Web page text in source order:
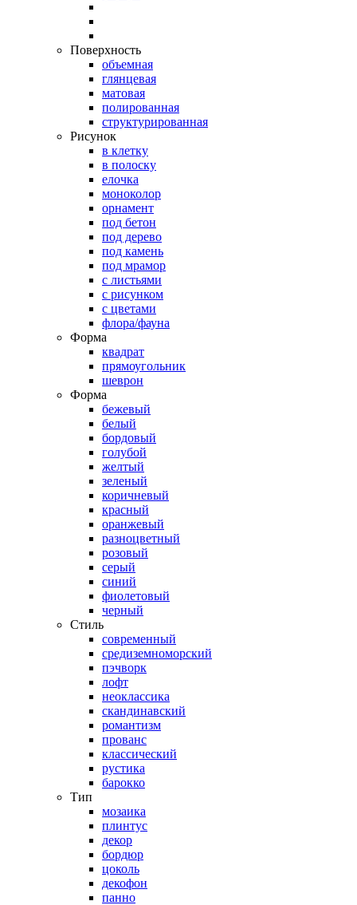
Поверхность
объемная
глянцевая
матовая
полированная
структурированная
Рисунок
в клетку
в полоску
елочка
моноколор
орнамент
под бетон
под дерево
под камень
под мрамор
с листьями
с рисунком
с цветами
флора/фауна
Форма
квадрат
прямоугольник
шеврон
Форма
бежевый
белый
бордовый
голубой
желтый
зеленый
коричневый
красный
оранжевый
разноцветный
розовый
серый
синий
фиолетовый
черный
Стиль
современный
средиземноморский
пэчворк
лофт
неоклассика
скандинавский
романтизм
прованс
классический
рустика
барокко
Тип
мозаика
плинтус
декор
бордюр
цоколь
декофон
панно